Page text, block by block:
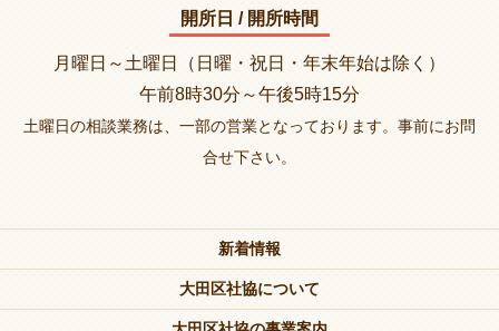
開所日 / 開所時間
月曜日～土曜日（日曜・祝日・年末年始は除く）
午前8時30分～午後5時15分
土曜日の相談業務は、一部の営業となっております。事前にお問
合せ下さい。
新着情報
大田区社協について